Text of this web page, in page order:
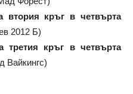
втория кръг в четвърта
2012 Б)
третия кръг в четвърта
Вайкингс)